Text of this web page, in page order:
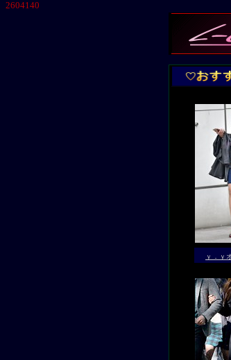
2604140